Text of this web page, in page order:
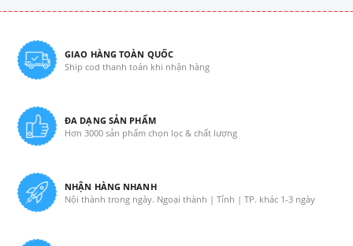
GIAO HÀNG TOÀN QUỐC
Ship cod thanh toán khi nhận hàng
ĐA DẠNG SẢN PHẨM
Hơn 3000 sản phẩm chọn lọc & chất lượng
NHẬN HÀNG NHANH
Nội thành trong ngày. Ngoại thành | Tỉnh | TP. khác 1-3 ngày